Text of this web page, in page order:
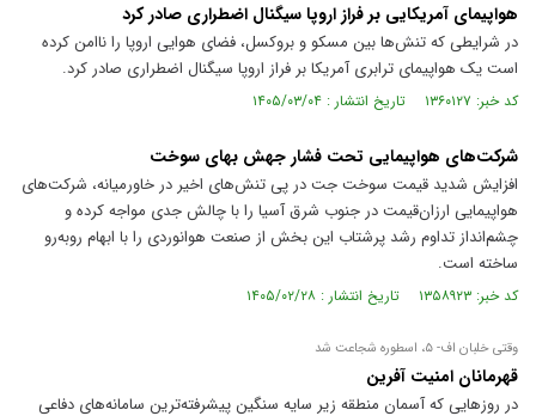
هواپیمای آمریکایی بر فراز اروپا سیگنال اضطراری صادر کرد
در شرایطی که تنش‌ها بین مسکو و بروکسل، فضای هوایی اروپا را ناامن کرده
است یک هواپیمای ترابری آمریکا بر فراز اروپا سیگنال اضطراری صادر کرد.
کد خبر: ۱۳۶۰۱۲۷ تاریخ انتشار : ۱۴۰۵/۰۳/۰۴
شرکت‌های هواپیمایی تحت فشار جهش بهای سوخت
افزایش شدید قیمت سوخت جت در پی تنش‌های اخیر در خاورمیانه، شرکت‌های
هواپیمایی ارزان‌قیمت در جنوب شرق آسیا را با چالش جدی مواجه کرده و
چشم‌انداز تداوم رشد پرشتاب این بخش از صنعت هوانوردی را با ابهام روبه‌رو
ساخته است.
کد خبر: ۱۳۵۸۹۲۳ تاریخ انتشار : ۱۴۰۵/۰۲/۲۸
وقتی خلبان اف- ۵، اسطوره شجاعت شد
قهرمانان امنیت آفرین
در روز‌هایی که آسمان منطقه زیر سایه سنگین پیشرفته‌ترین سامانه‌های دفاعی